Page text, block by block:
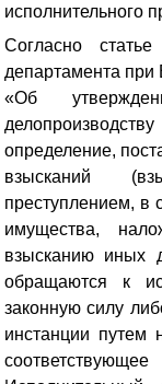
исполнительного
Согласно
департамента
«Об
определение,
взысканий
преступлением, в
имущества,
взысканию иных
обращаются к
законную силу
инстанции путем